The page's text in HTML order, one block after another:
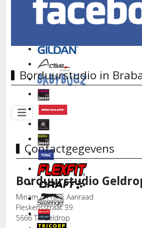
Borduurstudio in
Contactgegevens
Borduurstudio
Miriam & Frank Aanraad
Fleskensstraat 39
5666 TA Geldrop